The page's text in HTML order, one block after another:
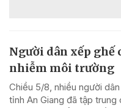
Người dân xếp ghế
nhiễm môi trường
Chiều 5/8, nhiều người
tỉnh An Giang đã tập